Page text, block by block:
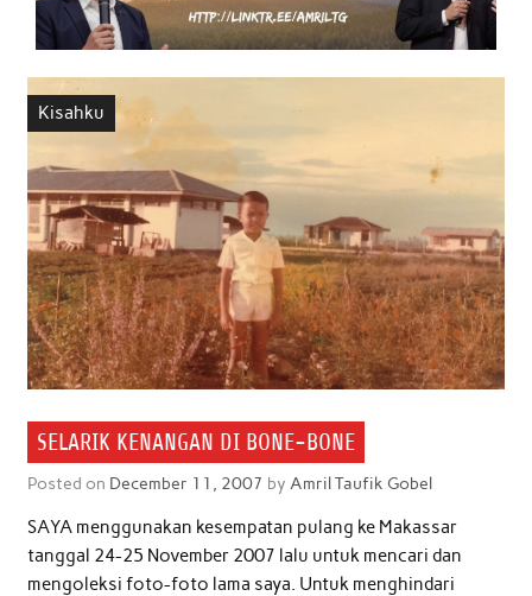
Kisahku
SELARIK KENANGAN DI BONE-BONE
Posted on December 11, 2007 by Amril Taufik Gobel
SAYA menggunakan kesempatan pulang ke Makassar
tanggal 24-25 November 2007 lalu untuk mencari dan
mengoleksi foto-foto lama saya. Untuk menghindari